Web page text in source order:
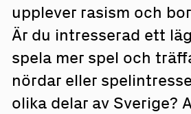
upplever rasism och
Är du intresserad ett
spela mer spel och
nördar eller
olika delar av Sverige?